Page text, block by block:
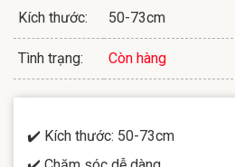
Kích thước: 50-73cm
Tình trạng: Còn hàng
✔️ Kích thước: 50-73cm